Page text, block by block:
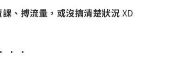
、搏流量，或沒搞清楚狀況XD